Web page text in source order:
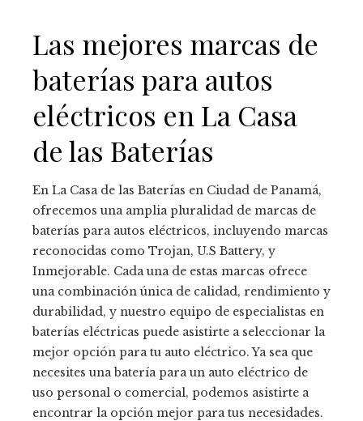
Las mejores marcas de
baterías para autos
eléctricos en La Casa
de las Baterías
En La Casa de las Baterías en Ciudad de Panamá,
ofrecemos una amplia pluralidad de marcas de
baterías para autos eléctricos, incluyendo marcas
reconocidas como Trojan, U.S Battery, y
Inmejorable. Cada una de estas marcas ofrece
una combinación única de calidad, rendimiento y
durabilidad, y nuestro equipo de especialistas en
baterías eléctricas puede asistirte a seleccionar la
mejor opción para tu auto eléctrico. Ya sea que
necesites una batería para un auto eléctrico de
uso personal o comercial, podemos asistirte a
encontrar la opción mejor para tus necesidades.